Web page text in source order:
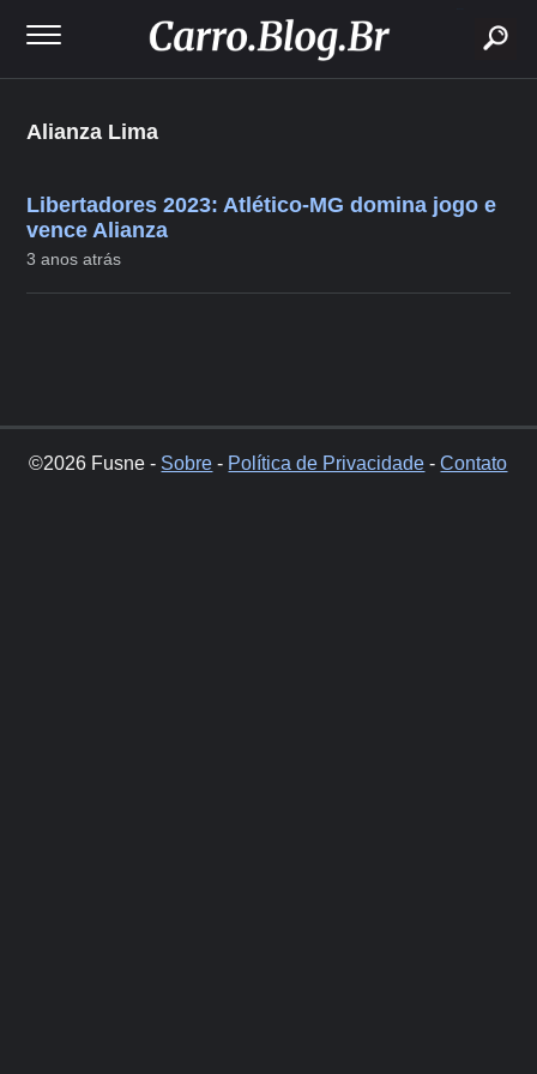
Alianza Lima
Libertadores 2023: Atlético-MG domina jogo e
vence Alianza
3 anos atrás
©2026 Fusne - Sobre - Política de Privacidade -Contato